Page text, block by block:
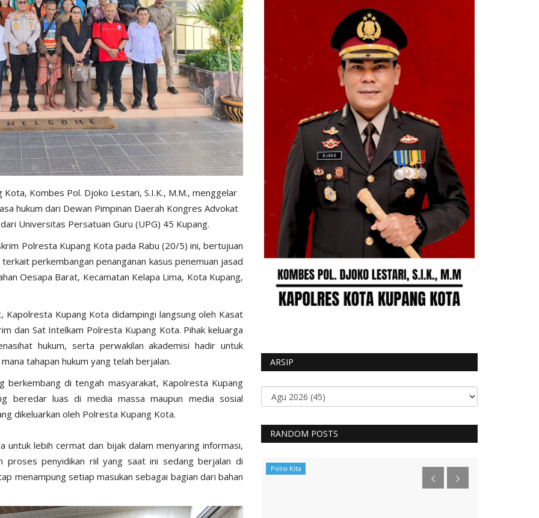
Kota, Kombes Pol. Djoko Lestari, S.I.K., M.M., menggelar
hukum dari Dewan Pimpinan Daerah Kongres Advokat
Universitas Persatuan Guru (UPG) 45 Kupang.
Polresta Kupang Kota pada Rabu (20/5) ini, bertujuan
perkembangan penanganan kasus penemuan jasad
Oesapa Barat, Kecamatan Kelapa Lima, Kota Kupang,
Kupang Kota didampingi langsung oleh Kasat
dan Sat Intelkam Polresta Kupang Kota. Pihak keluarga
hukum, serta perwakilan akademisi hadir untuk
tahapan hukum yang telah berjalan.
berkembang di tengah masyarakat, Kapolresta Kupang
beredar luas di media massa maupun media sosial
dikeluarkan oleh Polresta Kupang Kota.
untuk lebih cermat dan bijak dalam menyaring informasi,
proses penyidikan riil yang saat ini sedang berjalan di
menampung setiap masukan sebagai bagian dari bahan
ARSIP
RANDOM POSTS
BERANDA Polisi Kita